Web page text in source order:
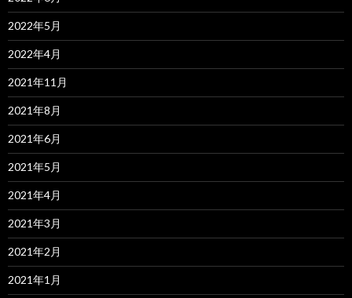
2022年5月
2022年4月
2021年11月
2021年8月
2021年6月
2021年5月
2021年4月
2021年3月
2021年2月
2021年1月